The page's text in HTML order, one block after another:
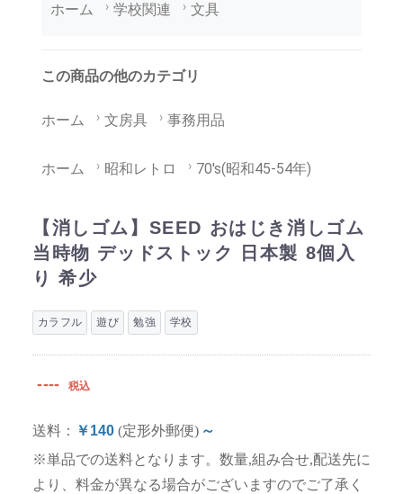
ホーム 学校関連 文具
この商品の他のカテゴリ
ホーム 文房具 事務用品
ホーム 昭和レトロ 70's(昭和45-54年)
【消しゴム】SEED おはじき消しゴム
当時物 デッドストック 日本製 8個入
り 希少
カラフル 遊び 勉強 学校
---- 税込
送料： ￥140 (定形外郵便) ～
※単品での送料となります。数量,組み合せ,配送先に
より、料金が異なる場合がございますのでご了承く